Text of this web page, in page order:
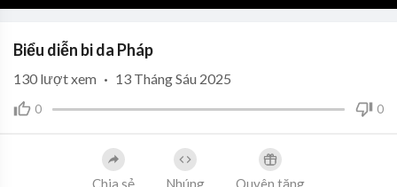
Biểu diễn bi da Pháp
0 0
130 lượt xem · 13 Tháng Sáu 2025
Chia sẻ Nhúng Quyên tặng